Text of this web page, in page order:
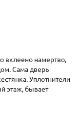
вклеено намертво,
Сама дверь
Уплотнители
этаж, бывает